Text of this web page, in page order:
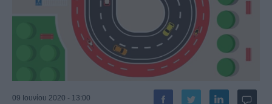
09 Ιουνίου 2020 - 13:00